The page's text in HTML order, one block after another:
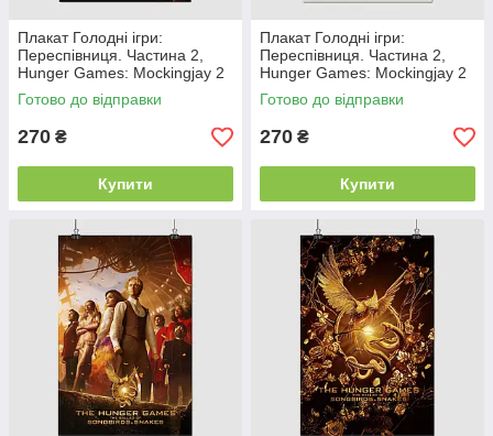
Плакат Голодні ігри:
Переспівниця. Частина 2,
Hunger Games: Mockingjay 2
(2015), 60×39 см
Готово до відправки
270 ₴
Купити
Плакат Голодні ігри:
Переспівниця. Частина 2,
Hunger Games: Mockingjay 2
(2015), 60×39 см
Готово до відправки
270 ₴
Купити